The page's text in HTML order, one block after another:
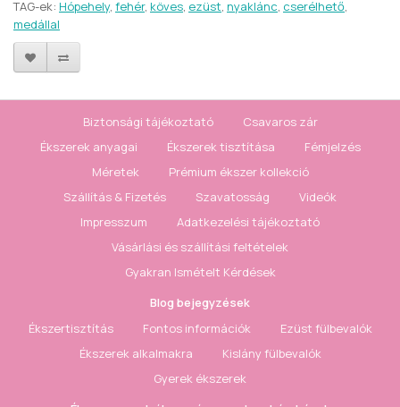
TAG-ek: Hópehely, fehér, köves, ezüst, nyaklánc, cserélhető,
medállal
Biztonsági tájékoztató
Csavaros zár
Ékszerek anyagai
Ékszerek tisztítása
Fémjelzés
Méretek
Prémium ékszer kollekció
Szállítás & Fizetés
Szavatosság
Videók
Impresszum
Adatkezelési tájékoztató
Vásárlási és szállítási feltételek
Gyakran Ismételt Kérdések
Blog bejegyzések
Ékszertisztítás
Fontos információk
Ezüst fülbevalók
Ékszerek alkalmakra
Kislány fülbevalók
Gyerek ékszerek